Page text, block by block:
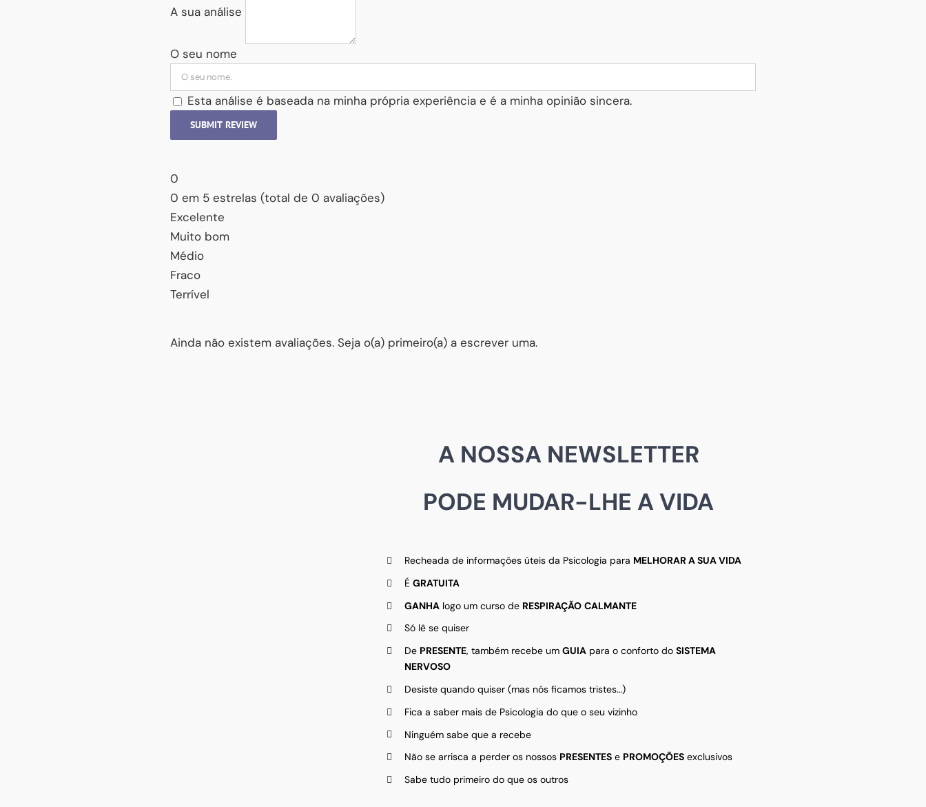
A sua análise
O seu nome
Esta análise é baseada na minha própria experiência e é a minha opinião sincera.
SUBMIT REVIEW
0
0 em 5 estrelas (total de 0 avaliações)
Excelente
Muito bom
Médio
Fraco
Terrível
Ainda não existem avaliações. Seja o(a) primeiro(a) a escrever uma.
A NOSSA NEWSLETTER
PODE MUDAR-LHE A VIDA
Recheada de informações úteis da Psicologia para MELHORAR A SUA VIDA
É GRATUITA
GANHAlogo um curso de RESPIRAÇÃO CALMANTE
Só lê se quiser
De PRESENTE, também recebe um GUIApara o conforto do SISTEMA
NERVOSO
Desiste quando quiser (mas nós ficamos tristes…)
Fica a saber mais de Psicologia do que o seu vizinho
Ninguém sabe que a recebe
Não se arrisca a perder os nossos PRESENTESe PROMOÇÕESexclusivos
Sabe tudo primeiro do que os outros